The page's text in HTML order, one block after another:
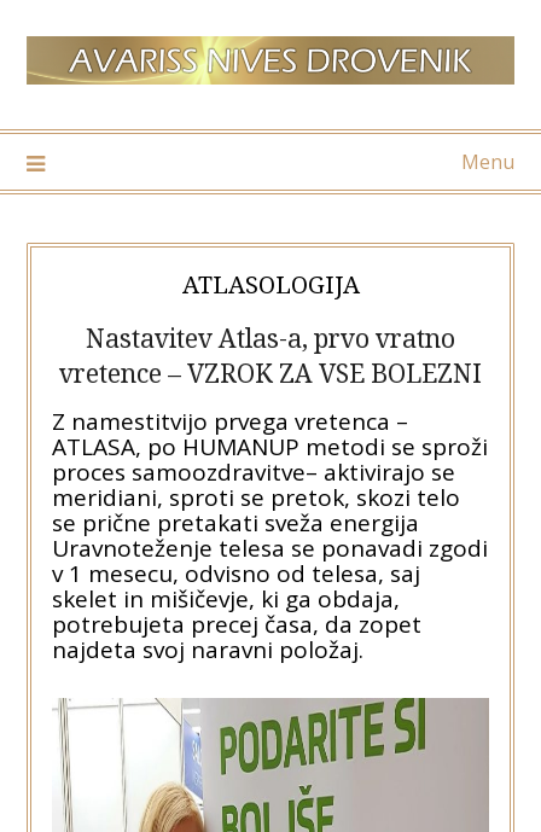
content
Menu
ATLASOLOGIJA
Nastavitev Atlas-a, prvo vratno
vretence – VZROK ZA VSE BOLEZNI
Z namestitvijo prvega vretenca –
ATLASA, po HUMANUP metodi se sproži
proces samoozdravitve– aktivirajo se
meridiani, sproti se pretok, skozi telo
se prične pretakati sveža energija
Uravnoteženje telesa se ponavadi zgodi
v 1 mesecu, odvisno od telesa, saj
skelet in mišičevje, ki ga obdaja,
potrebujeta precej časa, da zopet
najdeta svoj naravni položaj.